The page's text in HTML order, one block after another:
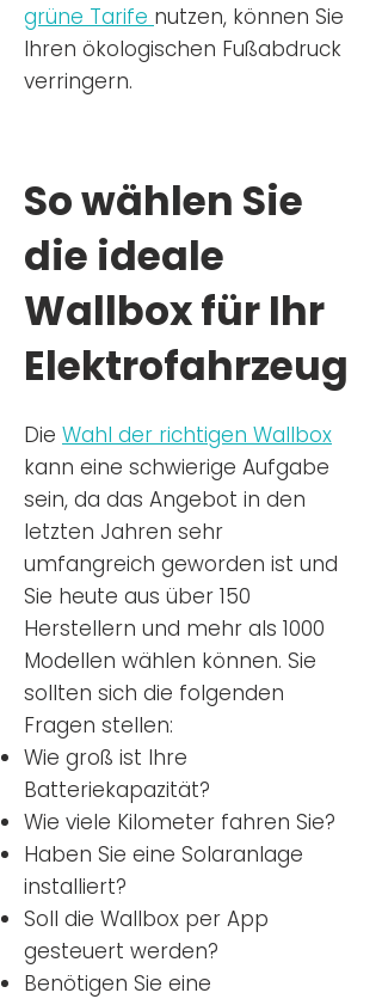
grüne Tarife nutzen, können Sie
Ihren ökologischen Fußabdruck
verringern.
So wählen Sie
die ideale
Wallbox für Ihr
Elektrofahrzeug
Die Wahl der richtigen Wallbox
kann eine schwierige Aufgabe
sein, da das Angebot in den
letzten Jahren sehr
umfangreich geworden ist und
Sie heute aus über 150
Herstellern und mehr als 1000
Modellen wählen können. Sie
sollten sich die folgenden
Fragen stellen:
Wie groß ist Ihre
Batteriekapazität?
Wie viele Kilometer fahren Sie?
Haben Sie eine Solaranlage
installiert?
Soll die Wallbox per App
gesteuert werden?
Benötigen Sie eine